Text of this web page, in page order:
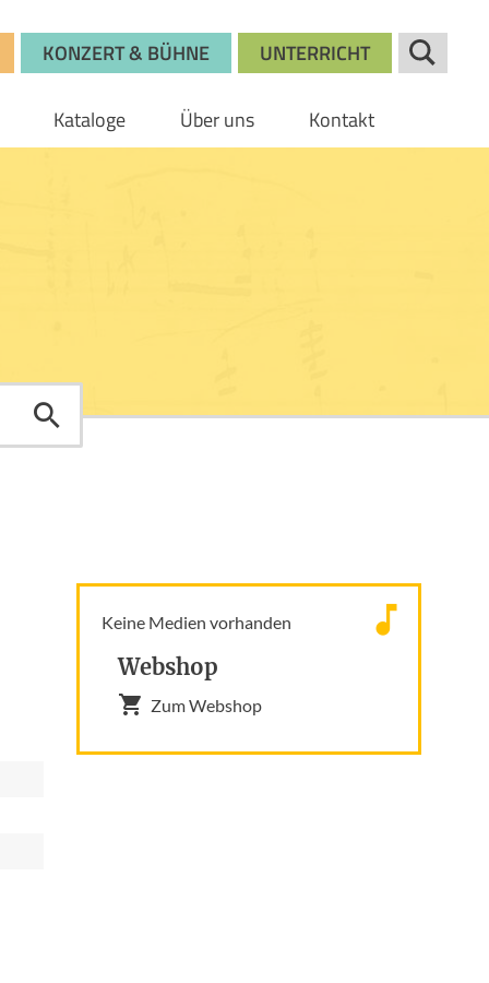
KONZERT & BÜHNE UNTERRICHT
Kataloge Über uns Kontakt
Keine Medien vorhanden
Webshop
Zum Webshop